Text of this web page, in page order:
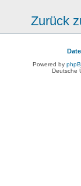
Zurück
Powered by
Deutsche